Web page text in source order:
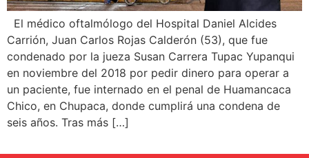
El médico oftalmólogo del Hospital Daniel Alcides
Carrión, Juan Carlos Rojas Calderón (53), que fue
condenado por la jueza Susan Carrera Tupac Yupanqui
en noviembre del 2018 por pedir dinero para operar a
un paciente, fue internado en el penal de Huamancaca
Chico, en Chupaca, donde cumplirá una condena de
seis años. Tras más […]